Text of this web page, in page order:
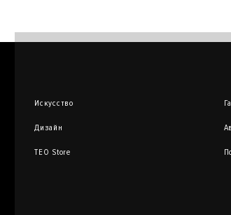
Искусство
Дизайн
TEO Store